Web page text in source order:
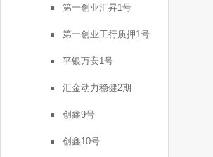
第一创业汇昇1号
第一创业工行质押1号
平银万安1号
汇金动力稳健2期
创鑫9号
创鑫10号